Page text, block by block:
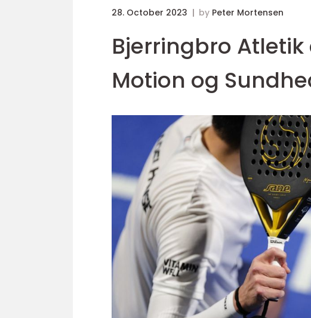
28. October 2023 by Peter Mortensen
Bjerringbro
Motion og